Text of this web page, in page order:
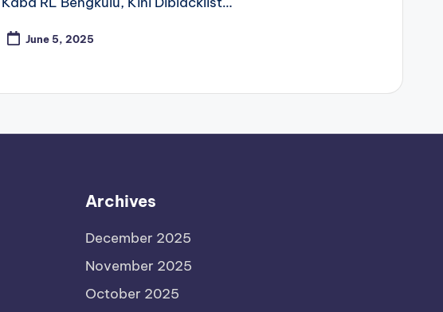
June 5, 2025
Archives
December 2025
November 2025
October 2025